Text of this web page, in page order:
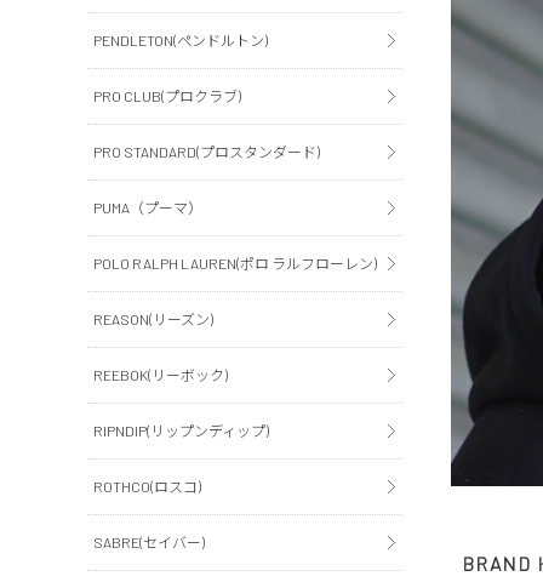
BRAND
PENDLETON(ペンドルトン)
PRO CLUB(プロクラブ)
PRO STANDARD(プロスタンダード)
PUMA（プーマ）
POLO RALPH LAUREN(ポロ ラルフローレン)
REASON(リーズン)
REEBOK(リーボック)
RIPNDIP(リップンディップ)
ROTHCO(ロスコ)
SABRE(セイバー)